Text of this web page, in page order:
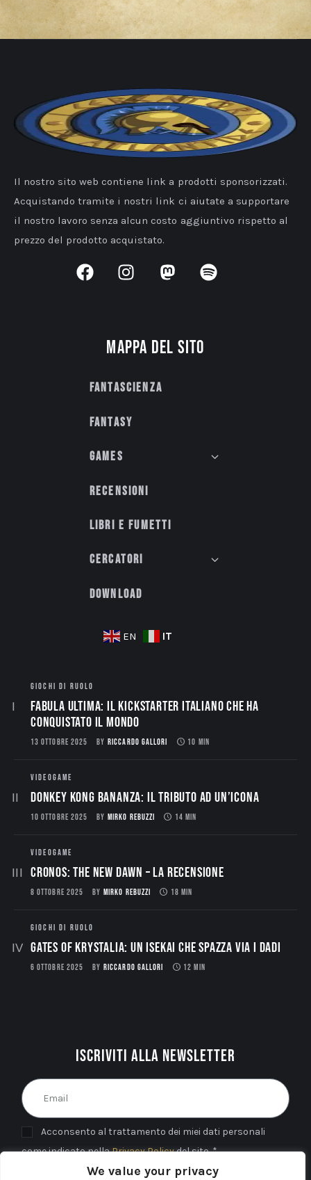
We value your privacy
Il nostro sito web contiene link a prodotti sponsorizzati.
Acquistando tramite i nostri link ci aiutate a supportare
il nostro lavoro senza alcun costo aggiuntivo rispetto al
prezzo del prodotto acquistato.
Mappa del sito
Fantascienza
Fantasy
Games
Recensioni
Libri e fumetti
Cercatori
Download
EN IT
GIOCHI DI RUOLO
Fabula Ultima: il Kickstarter italiano che ha
conquistato il mondo
13 OTTOBRE 2025 BY RICCARDO GALLORI 10 MIN
VIDEOGAME
Donkey Kong Bananza: Il Tributo ad un’Icona
10 OTTOBRE 2025 BY MIRKO REBUZZI 14 MIN
VIDEOGAME
CRONOS: THE NEW DAWN – La Recensione
8 OTTOBRE 2025 BY MIRKO REBUZZI 18 MIN
GIOCHI DI RUOLO
Gates of Krystalia: Un Isekai che spazza via i dadi
6 OTTOBRE 2025 BY RICCARDO GALLORI 12 MIN
Iscriviti alla newsletter
Acconsento al trattamento dei miei dati personali
come indicato nellaPrivacy Policydel sito. *